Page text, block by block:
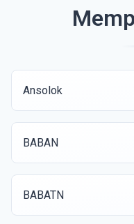
Ansolok
BABAN
BABATN